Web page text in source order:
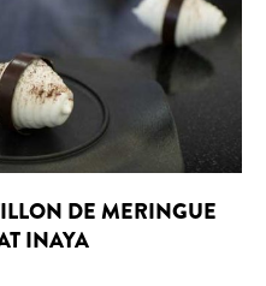
DE MERINGUE
INAYA